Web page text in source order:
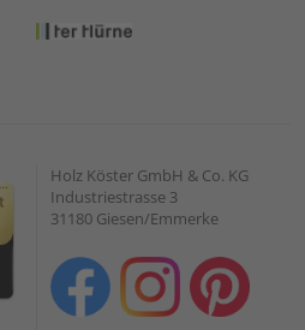
Holz Köster GmbH & Co. KG
Industriestrasse 3
31180 Giesen/Emmerke